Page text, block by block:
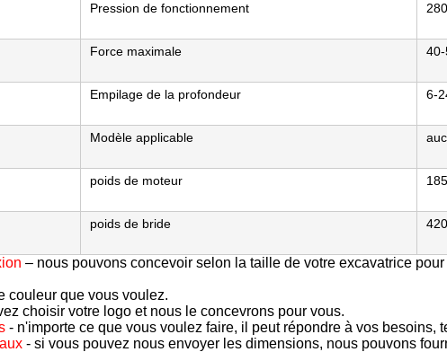
Pression de fonctionnement
Force maximale
Empilage de la profondeur 6-
Modèle applicable
poids de moteur
poids de bride
– nous pouvons concevoir selon la taille de votre excavatrice
couleur que vous voulez.
choisir votre logo et nous le concevrons pour vous.
- n'importe ce que vous voulez faire, il peut répondre à vos besoins,
- si vous pouvez nous envoyer les dimensions, nous pouvons